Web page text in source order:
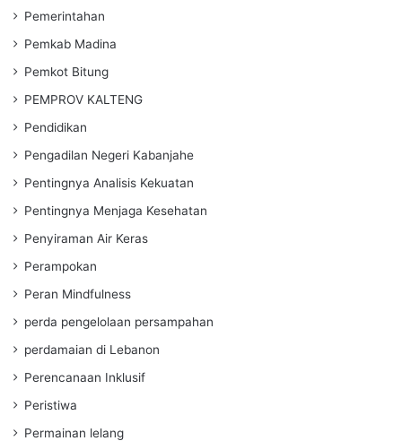
Pemerintahan
Pemkab Madina
Pemkot Bitung
PEMPROV KALTENG
Pendidikan
Pengadilan Negeri Kabanjahe
Pentingnya Analisis Kekuatan
Pentingnya Menjaga Kesehatan
Penyiraman Air Keras
Perampokan
Peran Mindfulness
perda pengelolaan persampahan
perdamaian di Lebanon
Perencanaan Inklusif
Peristiwa
Permainan lelang